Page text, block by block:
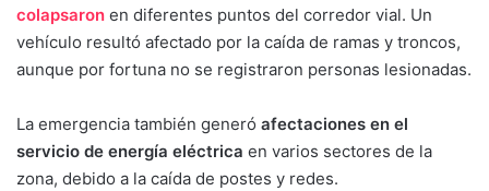
colapsaron en diferentes puntos del corredor vial. Un
vehículo resultó afectado por la caída de ramas y troncos,
aunque por fortuna no se registraron personas lesionadas.
La emergencia también generó afectaciones en el
servicio de energía eléctrica en varios sectores de la
zona, debido a la caída de postes y redes.